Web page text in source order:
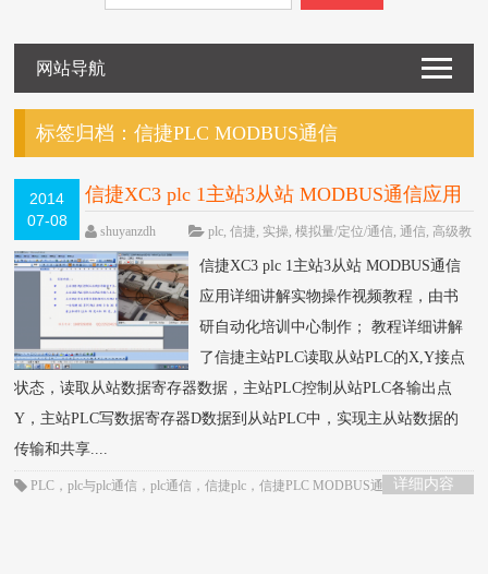
网站导航
标签归档：信捷PLC MODBUS通信
2014
07-08
信捷XC3 plc 1主站3从站 MODBUS通信应用
详细讲解实操教程 HOT
shuyanzdh plc,信捷, 实操,模拟量/定位/通信,通信,高级教
程
围观12015次
信捷XC3 plc 1主站3从站 MODBUS通信
应用详细讲解实物操作视频教程，由书
研自动化培训中心制作； 教程详细讲解
了信捷主站PLC读取从站PLC的X,Y接点
状态，读取从站数据寄存器数据，主站PLC控制从站PLC各输出点
Y，主站PLC写数据寄存器D数据到从站PLC中，实现主从站数据的
传输和共享....
详细内容
PLC ，plc与plc通信 ，plc通信 ，信捷plc ，信捷PLC MODBUS通信，信捷PLC